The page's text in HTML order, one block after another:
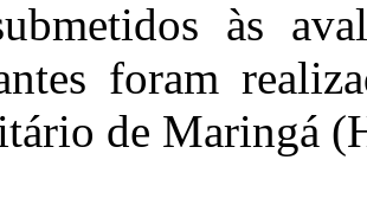
às
foram
de Maringá